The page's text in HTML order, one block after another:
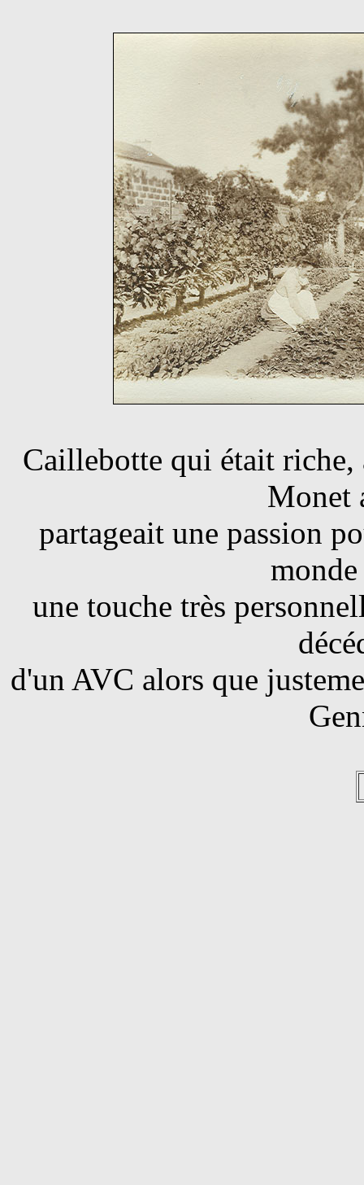
Caillebotte qui était riche,
Monet
partageait une passion
une touche très
d'un AVC alors que